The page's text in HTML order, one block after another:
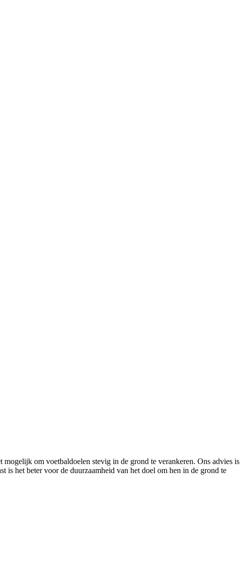
om voetbaldoelen stevig in de grond te verankeren. Ons advies is
het beter voor de duurzaamheid van het doel om hen in de grond te